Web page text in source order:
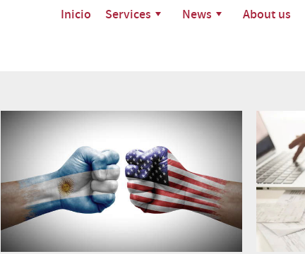
Inicio Services News About us